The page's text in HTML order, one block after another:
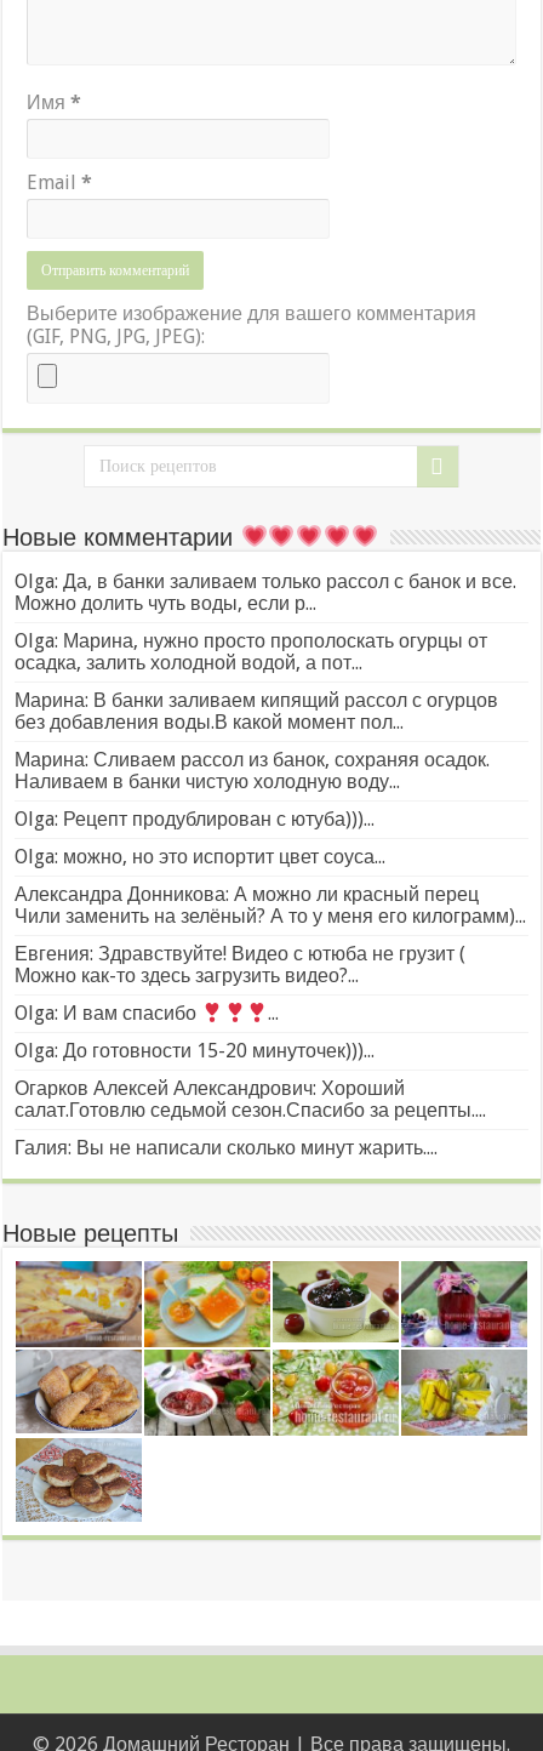
Имя*
Email*
Выберите изображение для вашего комментария
(GIF, PNG, JPG, JPEG):
Новые комментарии
Olga: Да, в банки заливаем только рассол с банок и все.
Можно долить чуть воды, если р...
Olga: Марина, нужно просто прополоскать огурцы от
осадка, залить холодной водой, а пот...
Марина: В банки заливаем кипящий рассол с огурцов
без добавления воды.В какой момент пол...
Марина: Сливаем рассол из банок, сохраняя осадок.
Наливаем в банки чистую холодную воду...
Olga: Рецепт продублирован с ютуба)))...
Olga: можно, но это испортит цвет соуса...
Александра Донникова: А можно ли красный перец
Чили заменить на зелёный? А то у меня его килограмм)...
Евгения: Здравствуйте! Видео с ютюба не грузит (
Можно как-то здесь загрузить видео?...
Olga: И вам спасибо
...
Olga: До готовности 15-20 минуточек)))...
Огарков Алексей Александрович: Хороший
салат.Готовлю седьмой сезон.Спасибо за рецепты....
Галия: Вы не написали сколько минут жарить....
Новые рецепты
© 2026 Домашний Ресторан | Все права защищены.